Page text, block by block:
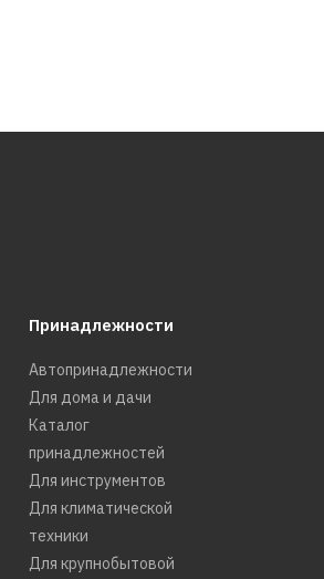
Принадлежности
Автопринадлежности
Для дома и дачи
Каталог
принадлежностей
Для инструментов
Для климатической
техники
Для крупнобытовой